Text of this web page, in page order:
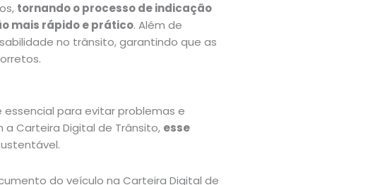
tornando o processo de indicação
mais rápido e prático. Além de
no trânsito, garantindo que as
para evitar problemas e
Carteira Digital de Trânsito, esse
do veículo na Carteira Digital de